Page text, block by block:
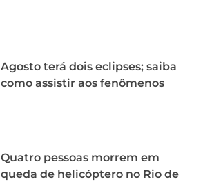
Agosto terá dois eclipses; saiba
como assistir aos fenômenos
Quatro pessoas morrem em
queda de helicóptero no Rio de